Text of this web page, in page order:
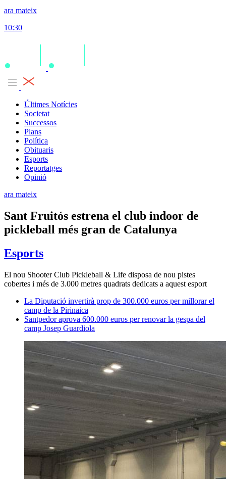
ara mateix
10:30
Últimes Notícies
Societat
Successos
Plans
Política
Obituaris
Esports
Reportatges
Opinió
ara mateix
Sant Fruitós estrena el club indoor de
pickleball més gran de Catalunya
Esports
El nou Shooter Club Pickleball & Life disposa de nou pistes
cobertes i més de 3.000 metres quadrats dedicats a aquest esport
La Diputació invertirà prop de 300.000 euros per millorar el
camp de la Pirinaica
Santpedor aprova 600.000 euros per renovar la gespa del
camp Josep Guardiola